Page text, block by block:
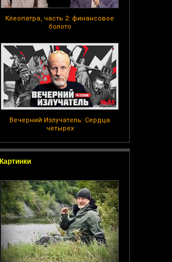
Клеопатра, часть 2: финансовое
болото
Вечерний Излучатель: Сердца
четырех
Картинки